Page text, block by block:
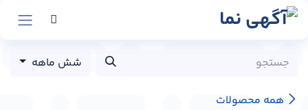
پرش به محتوا
همه محصولات
شش ماهه